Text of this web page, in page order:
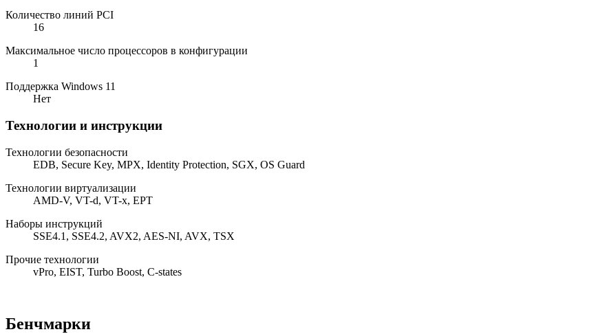
Количество линий PCI
16
Максимальное число процессоров в конфигурации
1
Поддержка Windows 11
Нет
Технологии и инструкции
Технологии безопасности
EDB, Secure Key, MPX, Identity Protection, SGX, OS Guard
Технологии виртуализации
AMD-V, VT-d, VT-x, EPT
Наборы инструкций
SSE4.1, SSE4.2, AVX2, AES-NI, AVX, TSX
Прочие технологии
vPro, EIST, Turbo Boost, C-states
Бенчмарки